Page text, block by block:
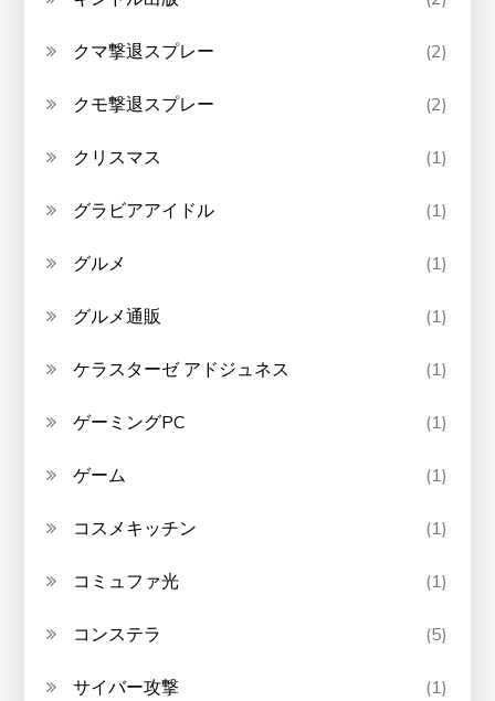
クマ撃退スプレー (2)
クモ撃退スプレー (2)
クリスマス (1)
グラビアアイドル (1)
グルメ (1)
グルメ通販 (1)
ケラスターゼ アドジュネス (1)
ゲーミングPC (1)
ゲーム (1)
コスメキッチン (1)
コミュファ光 (1)
コンステラ (5)
サイバー攻撃 (1)